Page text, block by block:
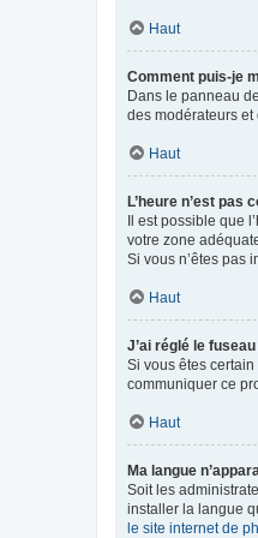
Haut
Comment puis-je
Dans le panneau
des modérateurs et
Haut
L’heure n’est pas
Il est possible que
votre zone
Si vous n’êtes pas
Haut
J’ai réglé le
Si vous êtes
communiquer ce
Haut
Ma langue
Soit les
installer la langue
le site internet de